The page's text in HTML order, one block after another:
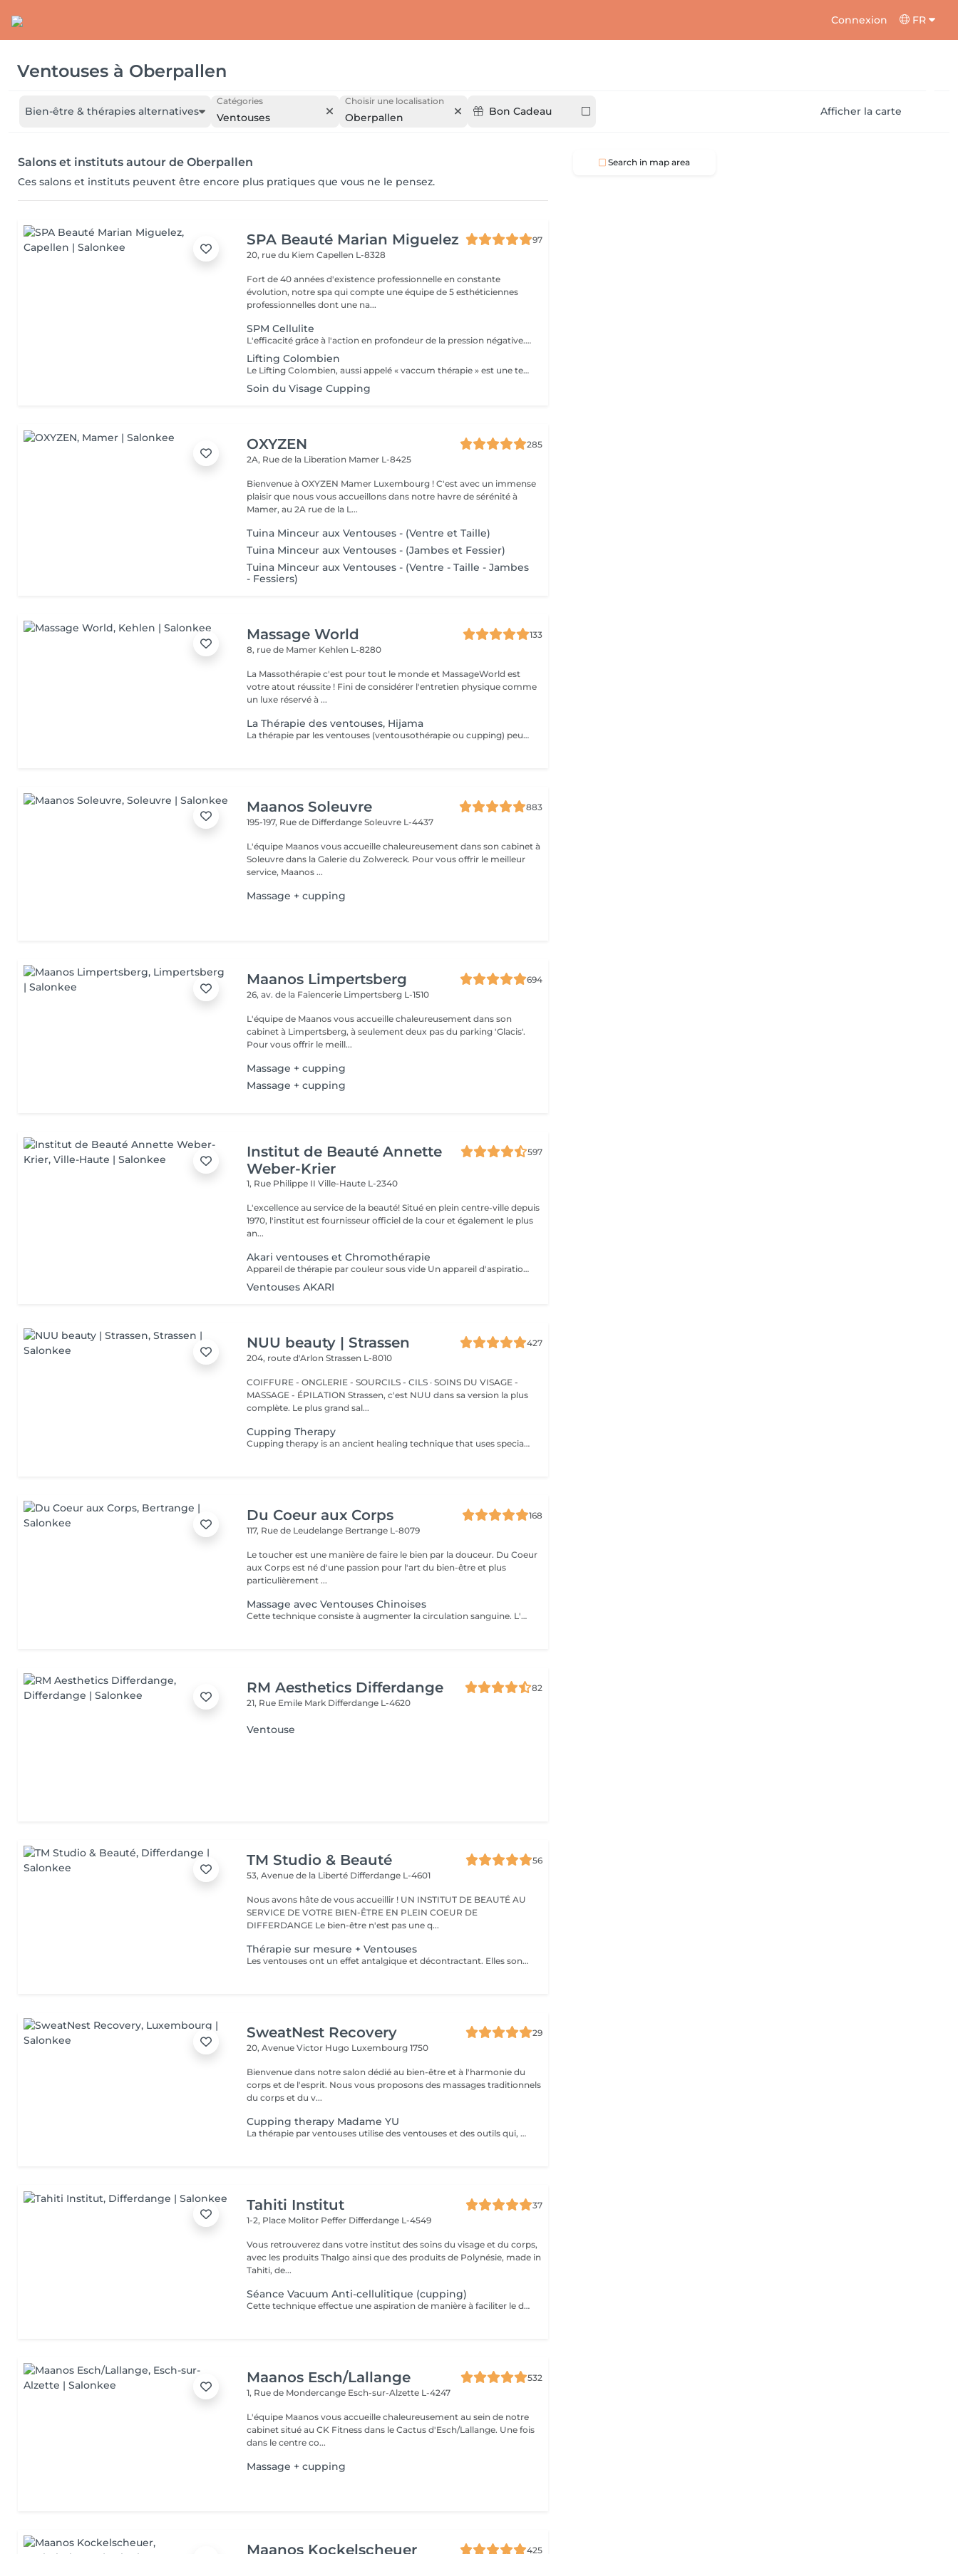
Connexion FR
Ventouses à Oberpallen
Bien-être & thérapies alternatives
Catégories
Ventouses
Choisir une localisation
Oberpallen Bon Cadeau Afficher la carte
Salons et instituts autour de Oberpallen
Ces salons et instituts peuvent être encore plus pratiques que vous ne le pensez.
SPA Beauté Marian Miguelez
97
20, rue du KiemCapellen L-8328
Fort de 40 années d'existence professionnelle en constante
évolution, notre spa qui compte une équipe de 5 esthéticiennes
professionnelles dont une na...
SPM Cellulite
L'efficacité grâce à l'action en profondeur de la pression négative. Technique originale du "palper - rouler" Drainage, régénération et raffermissement des tissus du visage, du buste et du corps. Pour tous types de peaux. Traitements spécifiques contre les vergetures, la cellulite et bien d'autres. Maîtriser peau d'orange, culotte de cheval et tissus conjonctif faible grâce au SPM Digital ! Le SPM le multi -talent dont on ne peut plus se passer. Raffermir et regalber la poitrine sans appel à la chirurgie, l'un des nombreux traitements spécifiques.
Lifting Colombien
Le Lifting Colombien, aussi appelé « vaccum thérapie » est une technique non chirurgicale, pratiquée à l'aide de ventouses qui exercent une aspiration pour casser les dépôts de cellulite et de graisse, éliminer les toxines, améliorer le drainage et restaurer l'élasticité de la peau.
Soin du Visage Cupping
OXYZEN
285
2A, Rue de la Liberation Mamer L-8425
Bienvenue à OXYZEN Mamer Luxembourg ! C'est avec un immense
plaisir que nous vous accueillons dans notre havre de sérénité à
Mamer, au 2A rue de la L...
Tuina Minceur aux Ventouses - (Ventre et Taille)
Tuina Minceur aux Ventouses - (Jambes et Fessier)
Tuina Minceur aux Ventouses - (Ventre - Taille - Jambes
- Fessiers)
Massage World
133
8, rue de Mamer Kehlen L-8280
La Massothérapie c'est pour tout le monde et MassageWorld est
votre atout réussite ! Fini de considérer l'entretien physique comme
un luxe réservé à ...
La Thérapie des ventouses, Hijama
La thérapie par les ventouses (ventousothérapie ou cupping) peut être employée pour divers problèmes de santé. Actuellement, elle est surtout utilisée pour soulager les douleurs musculosquelettiques. 'application des ventouses active fortement la circulation du sang et par le fait même, soulage la douleur. Jusqu'à récemment cette technique était très peu connue de la plupart des gens en occident. Depuis quelques années elle gagne en popularité. La thérapie par les ventouses est maintenant de plus en plus répendue. L'aspiration provoquée par les ventouses augmente considérablement la circulation sanguine au niveau des vaisseaux sanguins capillaires des muscles, tissus conjonctifs et des fascias. Elle améliore aussi la circulation lymphatique. Ainsi, elle libère la stagnation de Qi et de Sang dans les zones douloureuses. Cela a pour effet de diminuer les douleurs, les tensions, les contractions et les spasmes musculaires. De plus, le cupping favorise la guérison et permet d'éliminer plus rapidement l'acide lactique accumulé dans les muscles par l'effort physique. Le cupping est aussi utilisé pour chasser les pathogènes à l'extérieur du corps et dégager les voies respiratoires en cas de rhumes, grippes ou bronchites. Laissez-vous surprendre par cette technique millénaire.
Maanos Soleuvre
883
195-197, Rue de DifferdangeSoleuvre L-4437
L'équipe Maanos vous accueille chaleureusement dans son cabinet à
Soleuvre dans la Galerie du Zolwereck. Pour vous offrir le meilleur
service, Maanos ...
Massage + cupping
Maanos Limpertsberg
694
26, av. de la Faïencerie Limpertsberg L-1510
L'équipe de Maanos vous accueille chaleureusement dans son
cabinet à Limpertsberg, à seulement deux pas du parking 'Glacis'.
Pour vous offrir le meill...
Massage + cupping
Massage + cupping
Institut de Beauté Annette
Weber-Krier
597
1, Rue Philippe IIVille-Haute L-2340
L'excellence au service de la beauté! Situé en plein centre-ville depuis
1970, l'institut est fournisseur officiel de la cour et également le plus
an...
Akari ventouses et Chromothérapie
Appareil de thérapie par couleur sous vide Un appareil d'aspiration - complété avec 21 couleurs (barre de couleurs Akari). APPLICATIONS En cosmétique, en massage, en physiothérapie et dans le domaine médical. AVANTAGE En raison du vide, de la levée sans pression, la circulation sanguine et la lymphe sont stimulées. Ce vide est constant, finement contrôlé et réglable. Il a un train doux. Cela signifie qu'il peut également être utilisé sur les zones les plus sensibles - cicatrices, contour des yeux, lèvres, zones douloureuses ... APPLICATIONS POSSIBLES EN COSMÉTIQUE, Pour resserrer et affiner le visage (rides autour des yeux et des lèvres), cou et décolleté les bras supérieurs , ventre , hanche , cellulite DANS LE MASSAGE, drainage , réflexologie , tissu conjonctif, le drainage lymphatique , compensation des méridiens , dans les blessures sportives Pour le post-traitement des opérations faciales Possibilité d'utiliser une pyramide de cristal de roche pour faire des stimulations de couleur.
Ventouses AKARI
NUU beauty | Strassen
427
204, route d'ArlonStrassen L-8010
COIFFURE - ONGLERIE - SOURCILS - CILS · SOINS DU VISAGE -
MASSAGE - ÉPILATION Strassen, c'est NUU dans sa version la plus
complète. Le plus grand sal...
Cupping Therapy
Cupping therapy is an ancient healing technique that uses special cups to create gentle suction on the skin. This suction promotes blood flow, relieves muscle tension, reduces inflammation, and supports deep relaxation. The treatment can help release toxins, improve circulation, and ease chronic pain or stiffness. *Please note that cupping therapy could just be added to a massage service with includes back massage.
Du Coeur aux Corps
168
117, Rue de Leudelange Bertrange L-8079
Le toucher est une manière de faire le bien par la douceur. Du Coeur
aux Corps est né d'une passion pour l'art du bien-être et plus
particulièrement ...
Massage avec Ventouses Chinoises
Cette technique consiste à augmenter la circulation sanguine. L'objectif est de créer un effet de succion qui favorisera la décongestion des tissus, l'évacuation des toxines et la mobilité des tissus. Prioritairement, cette pratique s'effectue sur le dos.
RM Aesthetics Differdange
82
21, Rue Emile Mark Differdange L-4620
Ventouse
TM Studio & Beauté
56
53, Avenue de la Liberté Differdange L-4601
Nous avons hâte de vous accueillir ! UN INSTITUT DE BEAUTÉ AU
SERVICE DE VOTRE BIEN-ÊTRE EN PLEIN COEUR DE
DIFFERDANGE Le bien-être n'est pas une q...
Thérapie sur mesure + Ventouses
Les ventouses ont un effet antalgique et décontractant. Elles sont recommandées pour soigner différentes lésions musculaires et articulaires : entorses bénignes, contractures, élongations, crampes, lombalgies, tendinites. Les traitement par ventouses sont combinés avec des massages local avec technique isolées et massage relaxant.
SweatNest Recovery
29
20, Avenue Victor Hugo Luxembourg 1750
Bienvenue dans notre salon dédié au bien-être et à l'harmonie du
corps et de l'esprit. Nous vous proposons des massages traditionnels
du corps et du v...
Cupping therapy Madame YU
La thérapie par ventouses utilise des ventouses et des outils qui, par combustion, expulsent l'air de l'intérieur des ventouses, créant une pression négative qui permet aux ventouses d'adhérer aux points d'acupuncture ou à la surface de la peau où la thérapie par ventouses doit être effectuée, produisant ainsi une stimulation. Pour ce faire, à la fois en prévention et en traitement, la peau au niveau du site d'application des ventouses devient congestionnée et il y a stase sanguine Cupping therapy uses cups and tools employing combustion to expel air from inside the cups, creating negative pressure that causes the cups to adhere to acuponts or the skin surface where cupping is to be performed, thus producing stimulation,to achieve both prevention and treatment, the skin at the cupping site will become congested,and blood stasis.
Tahiti Institut
37
1-2, Place Molitor Peffer Differdange L-4549
Vous retrouverez dans votre institut des soins du visage et du corps,
avec les produits Thalgo ainsi que des produits de Polynésie, made in
Tahiti, de...
Séance Vacuum Anti-cellulitique (cupping)
Cette technique effectue une aspiration de manière à faciliter le drainage du liquide retenu dans les cellules et à favoriser la circulation sanguine. La combinaison de ces deux effets aide à extraire les adipocytes et favorise l'oxygénation des tissus. Pour cette raison, c'est un traitement recommandé contre la cellulite.
Maanos Esch/Lallange
532
1, Rue de Mondercange Esch-sur-Alzette L-4247
L'équipe Maanos vous accueille chaleureusement au sein de notre
cabinet situé au CK Fitness dans le Cactus d'Esch/Lallange. Une fois
dans le centre co...
Massage + cupping
Maanos Kockelscheuer 425
Search in map area